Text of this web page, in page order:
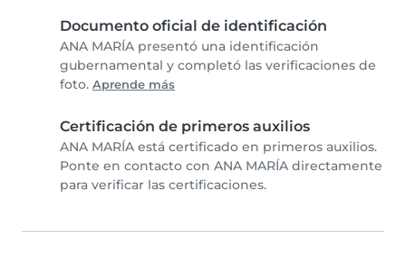
Documento oficial de identificación
ANA MARÍA presentó una identificación
gubernamental y completó las verificaciones de
foto. Aprende más
Certificación de primeros auxilios
ANA MARÍA está certificado en primeros auxilios.
Ponte en contacto con ANA MARÍA directamente
para verificar las certificaciones.